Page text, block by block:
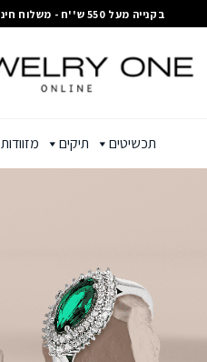
בקנייה מעל 550 ש''ח - משלוח חינם!
תכשיטים תיקים מזוודות